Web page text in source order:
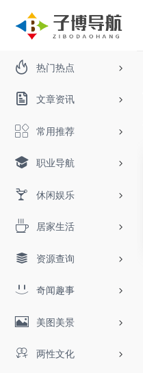
热门热点
文章资讯
常用推荐
职业导航
休闲娱乐
居家生活
资源查询
奇闻趣事
美图美景
两性文化